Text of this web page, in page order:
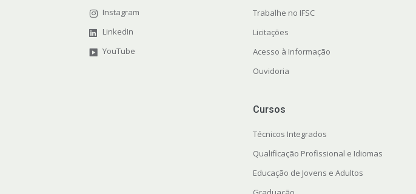
Instagram
LinkedIn
YouTube
Trabalhe no IFSC
Licitações
Acesso à Informação
Ouvidoria
Cursos
Técnicos Integrados
Qualificação Profissional e Idiomas
Educação de Jovens e Adultos